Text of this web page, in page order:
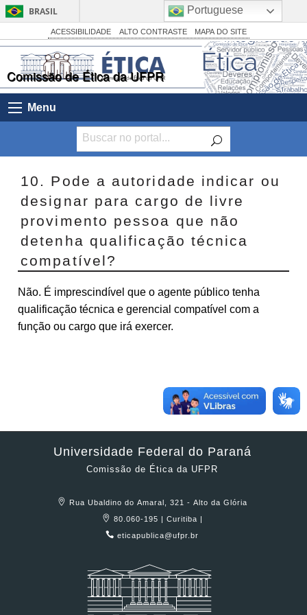
BRASIL
Simplifique!
Comunica BR
Participe
Acesso à informação
Canais
ACESSIBILIDADE ALTO CONTRASTE MAPA DO SITE
Comissão de Ética da UFPR
Menu
10. Pode a autoridade indicar ou
designar para cargo de livre
provimento pessoa que não
detenha qualificação técnica
compatível?
Não. É imprescindível que o agente público tenha
qualificação técnica e gerencial compatível com a
função ou cargo que irá exercer.
Universidade Federal do Paraná
Comissão de Ética da UFPR
Rua Ubaldino do Amaral, 321 - Alto da Glória
80.060-195 | Curitiba |
eticapublica@ufpr.br
Portuguese